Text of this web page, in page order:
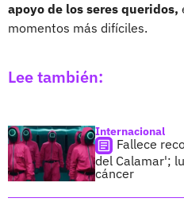
apoyo de los seres queridos,
momentos más difíciles.
Lee también:
Internacional
Fallece
del Calamar';
cáncer